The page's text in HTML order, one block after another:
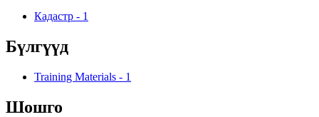
Кадастр - 1
Бүлгүүд
Training Materials - 1
Шошго